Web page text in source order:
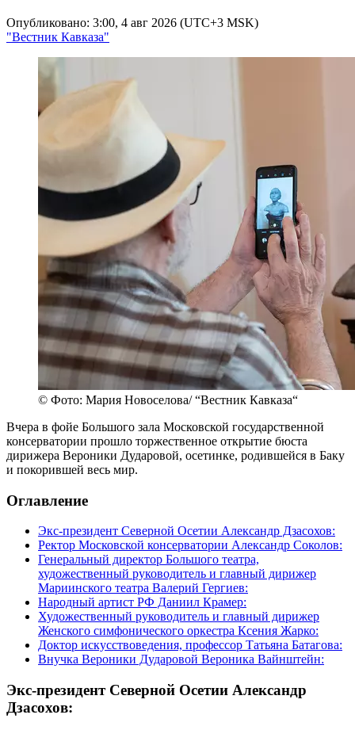
Опубликовано: 3:00, 4 авг 2026 (UTC+3 MSK)
"Вестник Кавказа"
© Фото: Мария Новоселова/ “Вестник Кавказа“
Вчера в фойе Большого зала Московской государственной
консерватории прошло торжественное открытие бюста
дирижера Вероники Дударовой, осетинке, родившейся в Баку
и покорившей весь мир.
Оглавление
Экс-президент Северной Осетии Александр Дзасохов:
Ректор Московской консерватории Александр Соколов:
Генеральный директор Большого театра,
художественный руководитель и главный дирижер
Мариинского театра Валерий Гергиев:
Народный артист РФ Даниил Крамер:
Художественный руководитель и главный дирижер
Женского симфонического оркестра Ксения Жарко:
Доктор искусствоведения, профессор Татьяна Батагова:
Внучка Вероники Дударовой Вероника Вайнштейн:
Экс-президент Северной Осетии Александр
Дзасохов: